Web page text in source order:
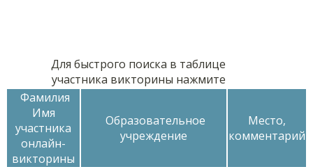
Для быстрого поиска в таблице
участника викторины нажмите
Фамилия
Имя
участника
онлайн-
викторины
Образовательное
учреждение
Место,
комментарий